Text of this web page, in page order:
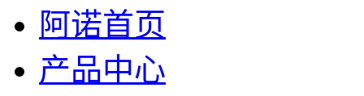
阿诺首页
产品中心